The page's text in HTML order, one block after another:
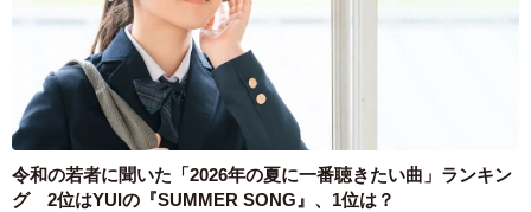
興味津々。そこで楠田先生にご紹介いただき、飼育してい
る東武動物公園にお願いして写真を見せていただきまし
た！
令和の若者に聞いた「2026年の夏に一番聴きたい曲」ランキン
グ 2位はYUIの『SUMMER SONG』、1位は？